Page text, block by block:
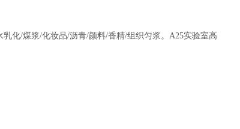
化/煤浆/化妆品/沥青/颜料/香精/组织匀浆。A25实验室高